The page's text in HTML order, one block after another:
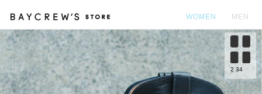
WOMEN MEN
2 34